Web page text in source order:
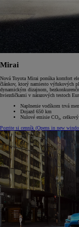
Mirai
Nová Toyota Mirai ponúka komfort
článkov, ktorý namiesto výfukových
dynamickým dizajnom,
hviezdičkami v nárazových testoch
Naplnenie vodíkom trvá
Dojazd 650 km
Nulové emisie CO₂,
Pozrite si cenník (Opens in new